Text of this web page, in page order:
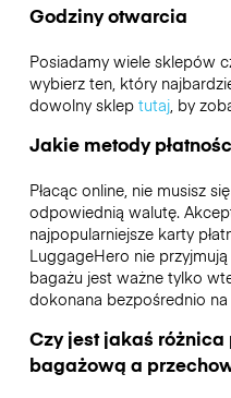
Godziny otwarcia
Posiadamy wiele sklepów
wybierz ten, który
dowolny sklep tutaj, by
Jakie metody
Płacąc online, nie musisz
odpowiednią walutę.
najpopularniejsze karty
LuggageHero nie
bagażu jest ważne tylko
dokonana bezpośrednio
Czy jest jakaś
bagażową a